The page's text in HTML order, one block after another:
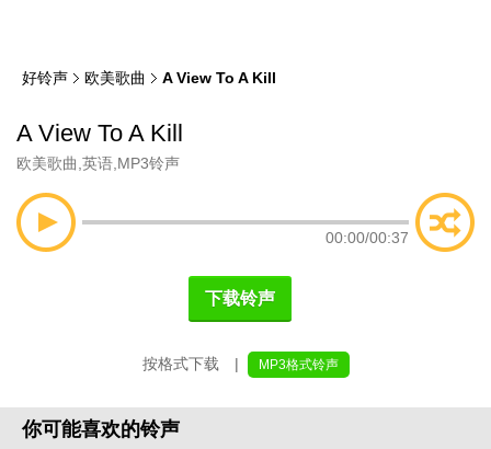
好铃声 欧美歌曲 A View To A Kill
A View To A Kill
欧美歌曲 英语 MP3铃声
00:00/00:37
下载铃声
按格式下载 | MP3格式铃声
你可能喜欢的铃声